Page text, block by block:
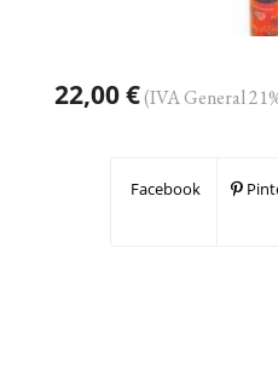
22,00 €(IVA General
Facebook